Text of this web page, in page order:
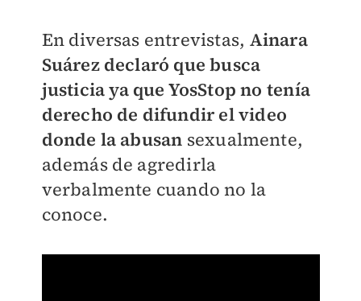
En diversas entrevistas, Ainara
Suárez declaró que busca
justicia ya que YosStop no tenía
derecho de difundir el video
donde la abusan sexualmente,
además de agredirla
verbalmente cuando no la
conoce.